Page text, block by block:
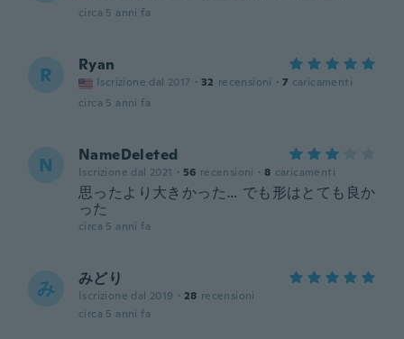
circa 5 anni fa
R Ryan
Iscrizione dal 2017 · 32 recensioni · 7 caricamenti
circa 5 anni fa
N NameDeleted
Iscrizione dal 2021 · 56 recensioni · 8 caricamenti
思ったより大きかった… でも形はとても良か
った
circa 5 anni fa
み みどり
Iscrizione dal 2019 · 28 recensioni
circa 5 anni fa